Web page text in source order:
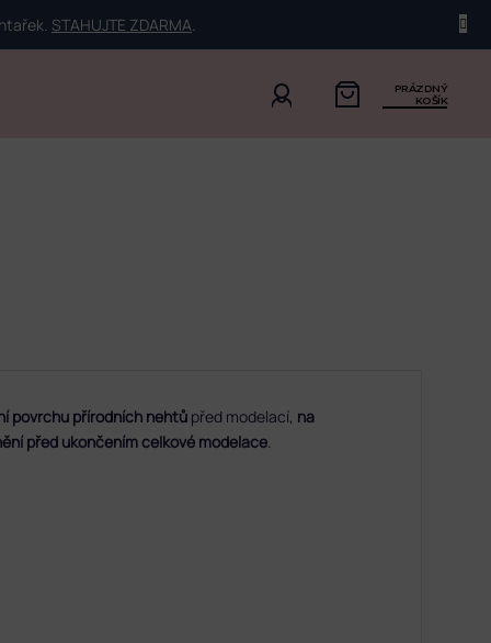
STAHUJTE ZDARMA.
PRÁZDNÝ
KOŠÍK
povrchu přírodních nehtů před modelací, na
před ukončením celkové modelace.